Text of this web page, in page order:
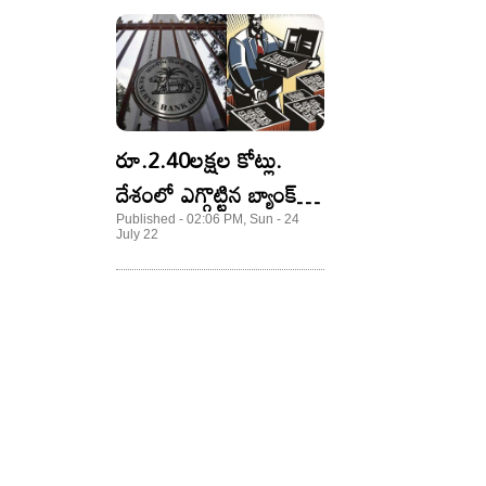
రూ.2.40ల‌క్ష‌ల‌ కోట్లు.
దేశంలో ఎగ్గొట్టిన బ్యాంక్
లోన్ల మొత్తం 87 దేశాల
జీడీపీక‌న్నా ఎక్కువే
Published - 02:06 PM, Sun - 24
July 22